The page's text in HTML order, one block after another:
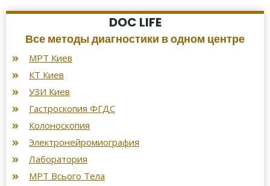
DOC LIFE
Все методы диагностики в одном центре
МРТ Киев
КТ Киев
УЗИ Киев
Гастроскопия ФГДС
Колоноскопия
Электронейромиография
Лаборатория
МРТ Всього Тела